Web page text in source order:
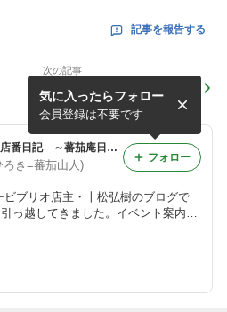
記事を報告する
次の記事
【業務連絡②】うちわ市の最
終日に関して。
ギャラリービブリオ店番日記 ～蕃茄庵日録～
き=蕃茄山人)
ブリオ店主・十松弘樹のブログで
っ越してきました。イベント案内や
ゆると。
気に入ったらフォロー
会員登録は不要です
フォロー